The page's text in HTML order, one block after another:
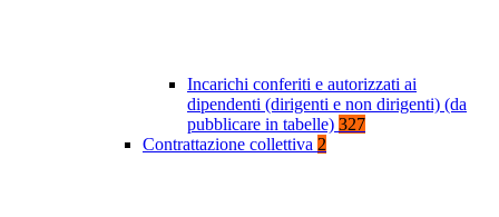
Incarichi conferiti e autorizzati ai
dipendenti (dirigenti e non dirigenti) (da
pubblicare in tabelle) 327
Contrattazione collettiva 2